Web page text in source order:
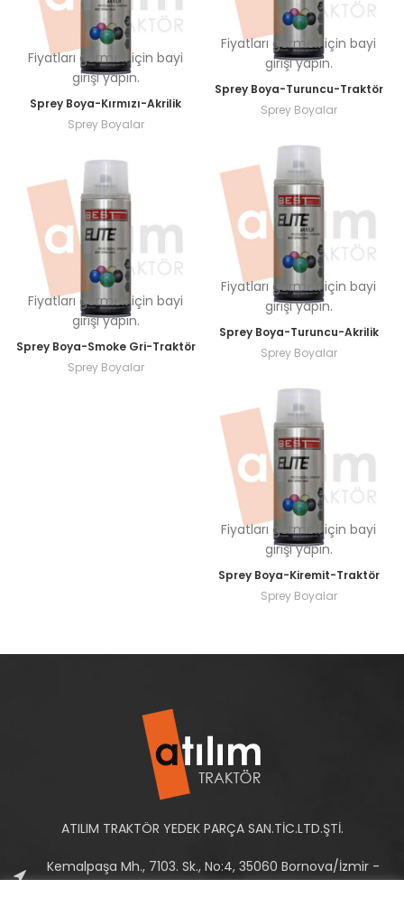
Fiyatları görmek için bayi
girişi yapın.
Sprey Boya-Turuncu-Traktör
Sprey Boyalar
Fiyatları görmek için bayi
girişi yapın.
Sprey Boya-Kırmızı-Akrilik
Sprey Boyalar
Fiyatları görmek için bayi
girişi yapın.
Sprey Boya-Turuncu-Akrilik
Sprey Boyalar
Fiyatları görmek için bayi
girişi yapın.
Sprey Boya-Smoke Gri-Traktör
Sprey Boyalar
Fiyatları görmek için bayi
girişi yapın.
Sprey Boya-Kiremit-Traktör
Sprey Boyalar
ATILIM TRAKTÖR YEDEK PARÇA SAN.TİC.LTD.ŞTİ.
Kemalpaşa Mh., 7103. Sk., No:4, 35060 Bornova/İzmir -